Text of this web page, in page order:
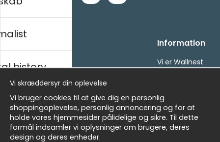
Kontakt os
- Returer och återbetalningar
- Leverans - enkelt, snabbt &amp; gratis
Om cookies
Mine favoritter
Information
Vi er Wallnest
Nyhedsbrev
history
Vi skræddersyr din oplevelse
Vi bruger cookies til at give dig en personlig
shoppingoplevelse, personlig annoncering og for at
holde vores hjemmesider pålidelige og sikre. Til dette
formål indsamler vi oplysninger om brugere, deres
design og deres enheder.